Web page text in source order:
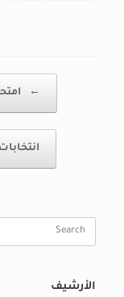
←
Search
الأرشيف